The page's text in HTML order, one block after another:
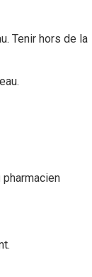
Tenir hors de la